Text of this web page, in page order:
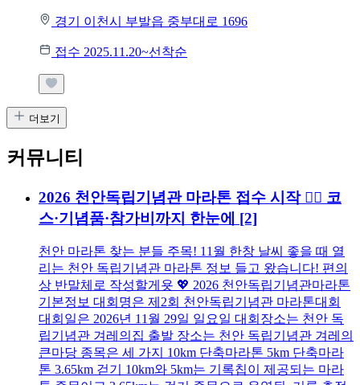
경기 이천시 부발읍 중부대로 1696
접수 2025.11.20~선착순
더보기
커뮤니티
2026 천안독립기념관 마라톤 접수 시작 🏃‍♂️ 코
스·기념품·참가비까지 한눈에 [2]
천안 마라톤 찾는 분들 주목! 11월 한창 날씨 좋을 때 열
리는 천안 독립기념관 마라톤 정보 들고 왔습니다! 편의
상 반말체로 작성할게욧 💖 2026 천안독립기념관마라톤
기본정보 대회명은 제2회 천안독립기념관 마라톤대회
대회일은 2026년 11월 29일 일요일 대회장소는 천안 독
립기념관 겨레의집 출발 장소는 천안 독립기념관 겨레의
큰마당 종목은 세 가지 10km 단축마라톤 5km 단축마라
톤 3.65km 걷기 10km와 5km는 기록칩이 제공되는 마라